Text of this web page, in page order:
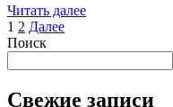
Читать далееПрочитать
«Русская
Пагинация
записей
1 2 Далее
Поиск
Свежие записи